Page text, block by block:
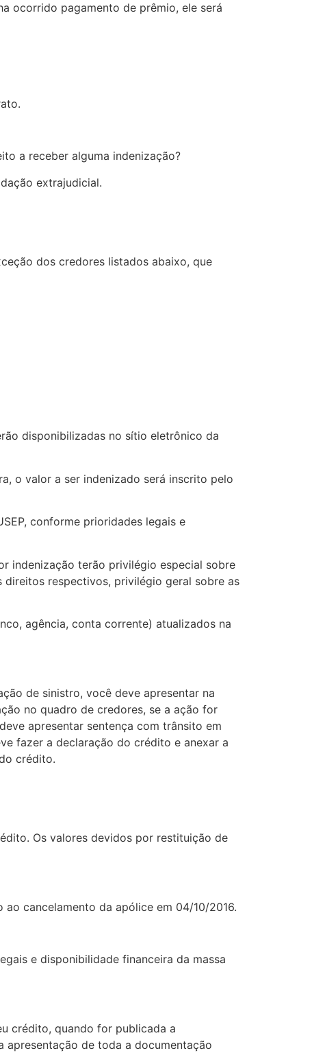
ocorrido pagamento de prêmio, ele será
a receber alguma indenização?
extrajudicial.
dos credores listados abaixo, que
disponibilizadas no sítio eletrônico da
o valor a ser indenizado será inscrito pelo
conforme prioridades legais e
indenização terão privilégio especial sobre
respectivos, privilégio geral sobre as
agência, conta corrente) atualizados na
de sinistro, você deve apresentar na
no quadro de credores, se a ação for
apresentar sentença com trânsito em
fazer a declaração do crédito e anexar a
crédito.
Os valores devidos por restituição de
cancelamento da apólice em 04/10/2016.
e disponibilidade financeira da massa
crédito, quando for publicada a
de toda a documentação